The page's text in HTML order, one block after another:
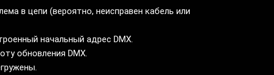
в цепи (вероятно, неисправен кабель или
начальный адрес DMX.
обновления DMX.